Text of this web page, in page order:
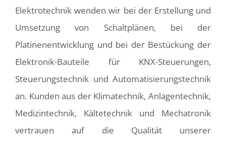
Elektrotechnik wenden wir bei der Erstellung und
Umsetzung von Schaltplänen, bei der
Platinenentwicklung und bei der Bestückung der
Elektronik-Bauteile für KNX-Steuerungen,
Steuerungstechnik und Automatisierungstechnik
an. Kunden aus der Klimatechnik, Anlagentechnik,
Medizintechnik, Kältetechnik und Mechatronik
vertrauen auf die Qualität unserer